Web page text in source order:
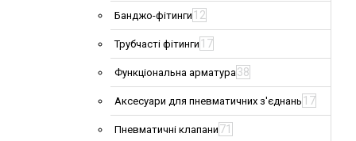
Банджо-фітинги 12
Трубчасті фітинги 17
Функціональна арматура38
Аксесуари для пневматичних з'єднань 17
Пневматичні клапани 71